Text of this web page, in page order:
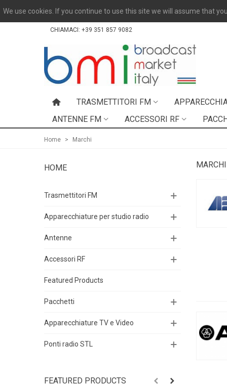
We use cookies. If you continue to use this site we will assume that
CHIAMACI: +39 351 857 9082
TRASMETTITORI FM
ANTENNE FM
ACCESSORI RF
Home > Marchi
HOME
Trasmettitori FM
Apparecchiature per studio radio
Antenne
Accessori RF
Featured Products
Pacchetti
Apparecchiature TV e Video
Ponti radio STL
FEATURED PRODUCTS
MARCHI